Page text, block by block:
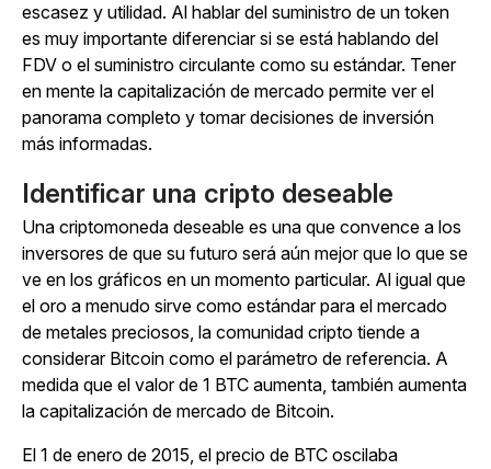
escasez y utilidad. Al hablar del suministro de un token
es muy importante diferenciar si se está hablando del
FDV o el suministro circulante como su estándar. Tener
en mente la capitalización de mercado permite ver el
panorama completo y tomar decisiones de inversión
más informadas.
Identificar una cripto deseable
Una criptomoneda deseable es una que convence a los
inversores de que su futuro será aún mejor que lo que se
ve en los gráficos en un momento particular. Al igual que
el oro a menudo sirve como estándar para el mercado
de metales preciosos, la comunidad cripto tiende a
considerar Bitcoin como el parámetro de referencia. A
medida que el valor de 1 BTC aumenta, también aumenta
la capitalización de mercado de Bitcoin.
El 1 de enero de 2015, el precio de BTC oscilaba